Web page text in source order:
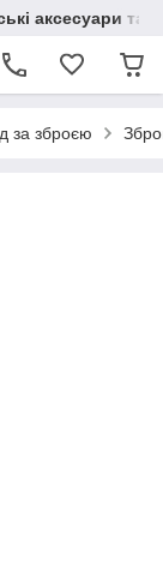
аксесуари та
за зброєю